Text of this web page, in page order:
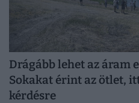
Drágább lehet az áram
Sokakat érint az ötlet,
kérdésre